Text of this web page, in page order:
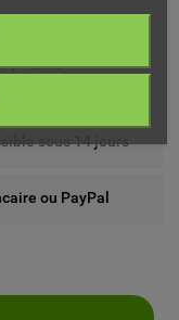
(France
sous 14 jours
ou PayPal